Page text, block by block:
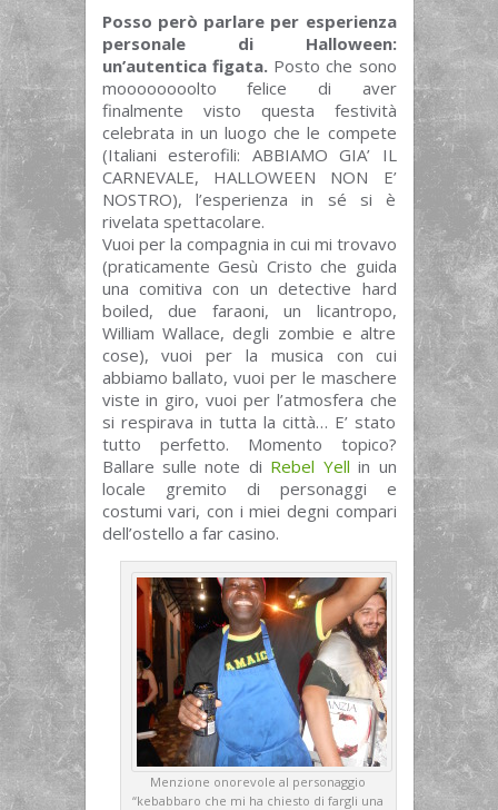
Posso però parlare per esperienza
personale di Halloween:
un’autentica figata.Posto che sono
moooooooolto felice di aver
finalmente visto questa festività
celebrata in un luogo che le compete
(Italiani esterofili: ABBIAMO GIA’ IL
CARNEVALE, HALLOWEEN NON E’
NOSTRO), l’esperienza in sé si è
rivelata spettacolare.
Vuoi per la compagnia in cui mi trovavo
(praticamente Gesù Cristo che guida
una comitiva con un detective hard
boiled, due faraoni, un licantropo,
William Wallace, degli zombie e altre
cose), vuoi per la musica con cui
abbiamo ballato, vuoi per le maschere
viste in giro, vuoi per l’atmosfera che
si respirava in tutta la città… E’ stato
tutto perfetto. Momento topico?
Ballare sulle note di Rebel Yell in un
locale gremito di personaggi e
costumi vari, con i miei degni compari
dell’ostello a far casino.
Menzione onorevole al personaggio
“kebabbaro che mi ha chiesto di fargli una